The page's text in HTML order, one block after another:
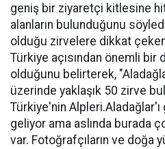
geniş bir ziyaretçi kitlesine
alanların bulunduğunu
olduğu zirvelere dikkat
Türkiye açısından önemli
olduğunu belirterek,
üzerinde yaklaşık 50 zirve
Türkiye'nin
geliyor ama aslında burada
var. Fotoğrafçıların ve doğa